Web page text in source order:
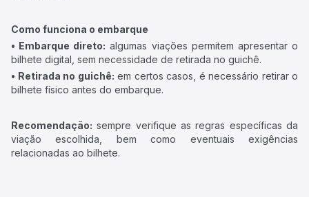
Como funciona o embarque
• Embarque direto: algumas viações permitem apresentar o
bilhete digital, sem necessidade de retirada no guichê.
• Retirada no guichê: em certos casos, é necessário retirar o
bilhete físico antes do embarque.
Recomendação: sempre verifique as regras específicas da
viação escolhida, bem como eventuais exigências
relacionadas ao bilhete.